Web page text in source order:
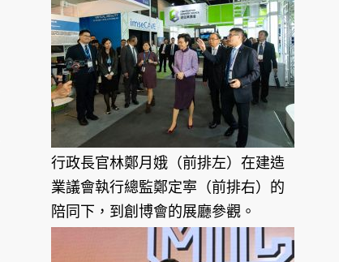
行政長官林鄭月娥（前排左）在建造
業議會執行總監鄭定寕（前排右）的
陪同下，到創博會的展廳參觀。